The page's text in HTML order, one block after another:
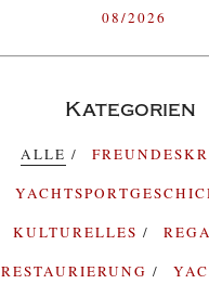
08/2026
Kategorien
ALLE
KULTURELLES
RESTAURIERUNG